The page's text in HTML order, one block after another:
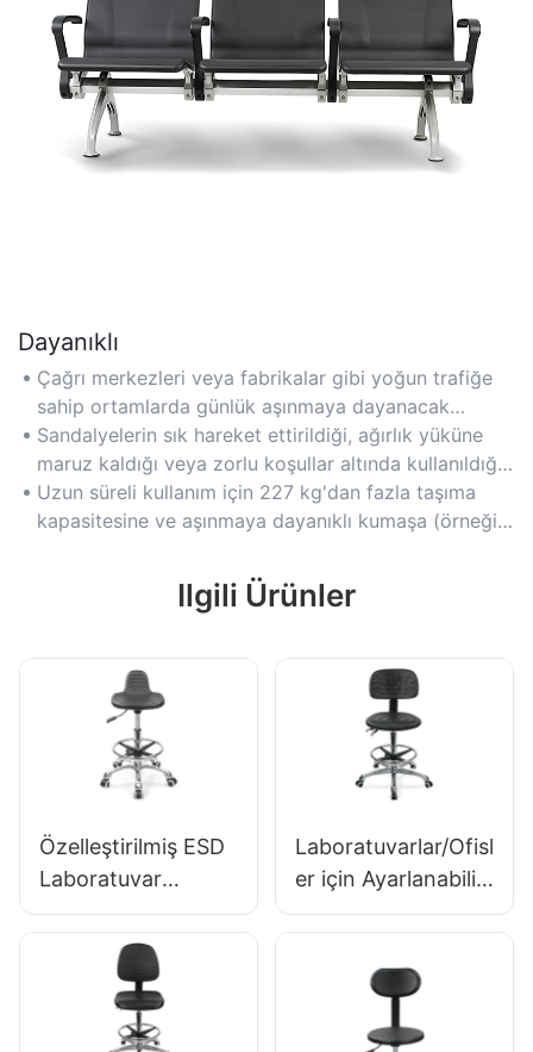
Dayanıklı
Çağrı merkezleri veya fabrikalar gibi yoğun trafiğe
sahip ortamlarda günlük aşınmaya dayanacak
şekilde güçlendirilmiş çelik çerçeveler ve yüksek
yoğunluklu köpükten üretilmiştir.
Sandalyelerin sık hareket ettirildiği, ağırlık yüküne
maruz kaldığı veya zorlu koşullar altında kullanıldığı
endüstriyel veya ticari kullanımlar için önerilir.
Uzun süreli kullanım için 227 kg'dan fazla taşıma
kapasitesine ve aşınmaya dayanıklı kumaşa (örneğin
Ilgili Ürünler
Özelleştirilmiş ESD
Laboratuvar
Taburesi Küçük PU
koltuk ayarlanabilir
yükseklik &
Laboratuvar IC için
5 Yıldızlı Taban003
Laboratuvarlar/Ofisl
er için Ayarlanabilir
PU Sırtlıklı,
Ayarlanabilir
Koltuklu ve
Alüminyum 5 Yıldızlı